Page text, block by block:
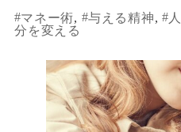
マネー術, 与える精神,
分を変える